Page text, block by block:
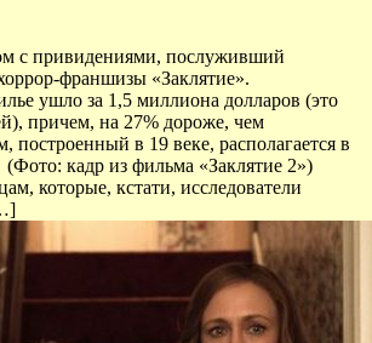
с привидениями, послуживший
франшизы «Заклятие».
ушло за 1,5 миллиона долларов (это
причем, на 27% дороже, чем
построенный в 19 веке, располагается в
кадр из фильма «Заклятие 2»)
которые, кстати, исследователи